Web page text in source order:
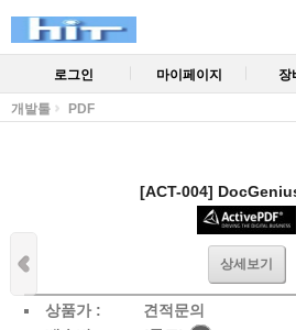
로그인 마이페이지 장
개발툴 PDF
[ACT-004]
상세보기
상품가 :
견적문의